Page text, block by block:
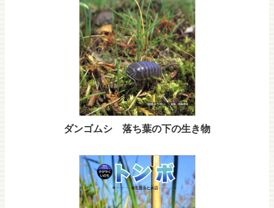
ダンゴムシ 落ち葉の下の生き物